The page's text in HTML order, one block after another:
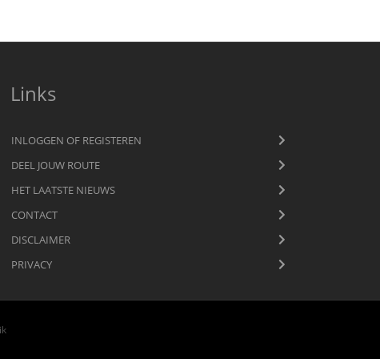
Links
INLOGGEN OF REGISTEREN
DEEL JOUW ROUTE
HET LAATSTE NIEUWS
CONTACT
DISCLAIMER
PRIVACY